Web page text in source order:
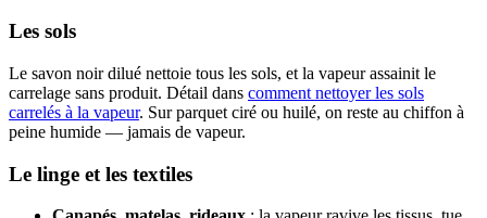
Les sols
Le savon noir dilué nettoie tous les sols, et la vapeur assainit le
carrelage sans produit. Détail dans comment nettoyer les sols
carrelés à la vapeur. Sur parquet ciré ou huilé, on reste au chiffon à
peine humide — jamais de vapeur.
Le linge et les textiles